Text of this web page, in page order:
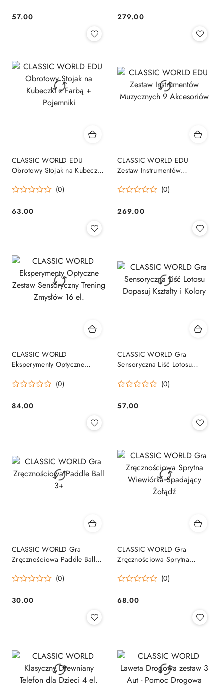
Cena:
57.00 Cena:
279.00
CLASSIC WORLD EDU
Obrotowy Stojak na Kubeczki
(0)
Cena:
63.00
CLASSIC WORLD EDU
Zestaw Instrumentów
(0)
Cena:
269.00
CLASSIC WORLD
Eksperymenty Optyczne
Zmysłów 16 el.(0)
Cena:
84.00
CLASSIC WORLD Gra
Sensoryczna Liść Lotosu
(0)
Cena:
57.00
CLASSIC WORLD Gra
Zręcznościowa Paddle Ball
(0)
Cena:
30.00
CLASSIC WORLD Gra
Zręcznościowa Sprytna
(0)
Cena:
68.00